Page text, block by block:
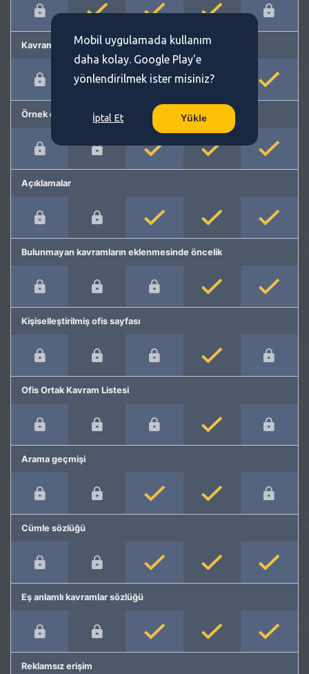
Kavram önerme
Örnek cümleler
Açıklamalar
Bulunmayan kavramların eklenmesinde öncelik
Kişiselleştirilmiş ofis sayfası
Ofis Ortak Kavram Listesi
Arama geçmişi
Cümle sözlüğü
Eş anlamlı kavramlar sözlüğü
Reklamsız erişim
Mobil uygulamada kullanım
daha kolay. Google Play'e
yönlendirilmek ister misiniz?
İptal Et Yükle